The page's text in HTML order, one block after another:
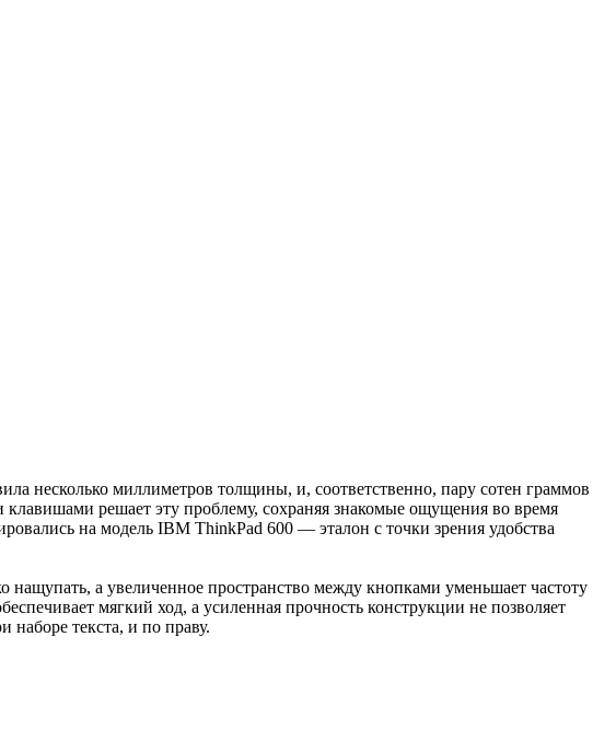
несколько миллиметров толщины, и, соответственно, пару сотен граммов
решает эту проблему, сохраняя знакомые ощущения во время
на модель IBM ThinkPad 600 — эталон с точки зрения удобства
а увеличенное пространство между кнопками уменьшает частоту
мягкий ход, а усиленная прочность конструкции не позволяет
наборе текста, и по праву.